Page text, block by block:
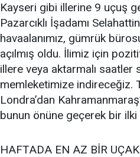
Kayseri gibi illerine 9 uçuş
Pazarcıklı İşadamı
havaalanımız, gümrük
açılmış oldu. İlimiz için
illere veya aktarmalı saatler
memleketimize indireceğiz.
Londra’dan
bunun önüne geçerek bir ilki
HAFTADA EN AZ BİR